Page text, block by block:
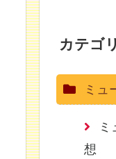
カテゴ
ミュ
想